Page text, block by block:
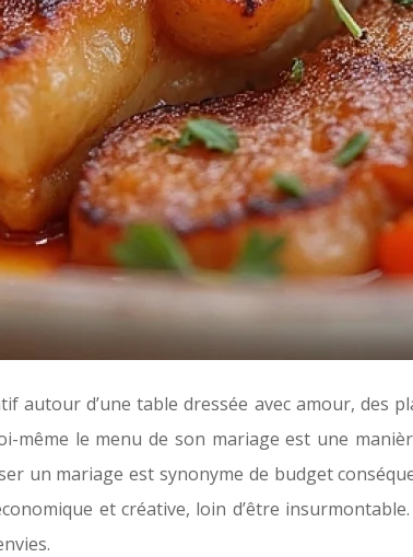
autour d’une table dressée avec amour, des
même le menu de son mariage est une
un mariage est synonyme de budget
et créative, loin d’être